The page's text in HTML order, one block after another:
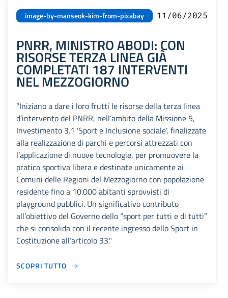
image-by-manseok-kim-from-pixabay 11/06/2025
PNRR, MINISTRO ABODI: CON
RISORSE TERZA LINEA GIÀ
COMPLETATI 187 INTERVENTI
NEL MEZZOGIORNO
“Iniziano a dare i loro frutti le risorse della terza linea
d’intervento del PNRR, nell’ambito della Missione 5,
Investimento 3.1 'Sport e Inclusione sociale', finalizzate
alla realizzazione di parchi e percorsi attrezzati con
l’applicazione di nuove tecnologie, per promuovere la
pratica sportiva libera e destinate unicamente ai
Comuni delle Regioni del Mezzogiorno con popolazione
residente fino a 10.000 abitanti sprovvisti di
playground pubblici. Un significativo contributo
all’obiettivo del Governo dello “sport per tutti e di tutti”
che si consolida con il recente ingresso dello Sport in
Costituzione all’articolo 33."
SCOPRI TUTTO